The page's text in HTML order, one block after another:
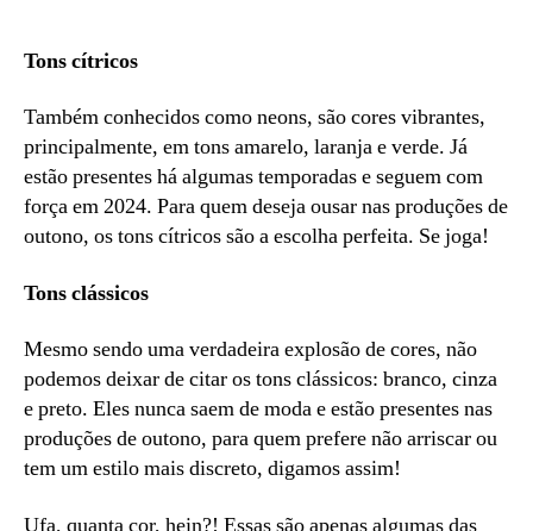
Tons cítricos
Também conhecidos como neons, são cores vibrantes,
principalmente, em tons amarelo, laranja e verde. Já
estão presentes há algumas temporadas e seguem com
força em 2024. Para quem deseja ousar nas produções de
outono, os tons cítricos são a escolha perfeita. Se joga!
Tons clássicos
Mesmo sendo uma verdadeira explosão de cores, não
podemos deixar de citar os tons clássicos: branco, cinza
e preto. Eles nunca saem de moda e estão presentes nas
produções de outono, para quem prefere não arriscar ou
tem um estilo mais discreto, digamos assim!
Ufa, quanta cor, hein?! Essas são apenas algumas das